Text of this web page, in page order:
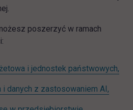
poszerzyć w ramach
i jednostek państwowych,
i danych z zastosowaniem AI,